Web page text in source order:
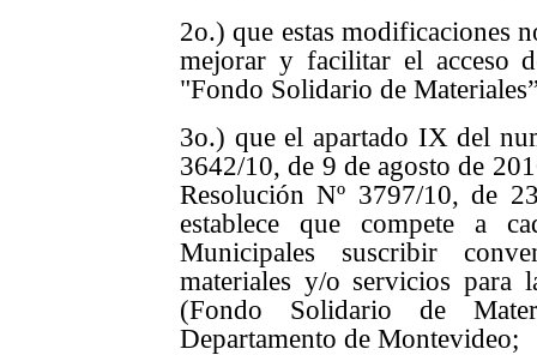
2o.) que estas modificaciones
mejorar y facilitar el acceso
"Fondo Solidario de
3o.) que el apartado IX del
3642/10, de 9 de agosto de
Resolución Nº 3797/10, de
establece que compete a
Municipales suscribir
materiales y/o servicios para
(Fondo Solidario de
Departamento de Montevideo;